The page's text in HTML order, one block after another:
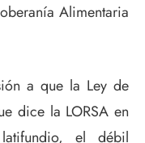
Alimentaria
a que la Ley de
dice la LORSA en
el débil